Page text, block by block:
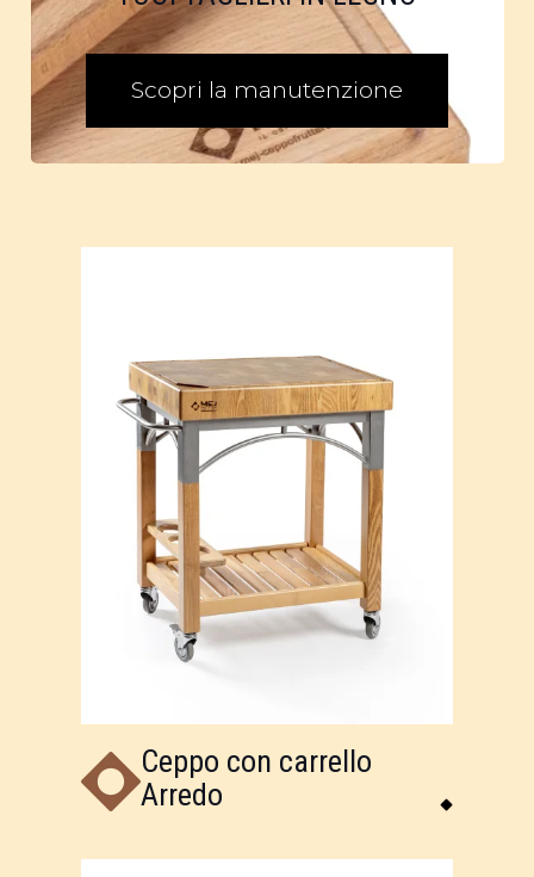
Scopri la manutenzione
Ceppo con carrello
Arredo